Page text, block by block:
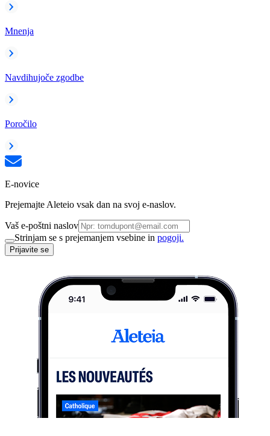
Mnenja
Navdihujoče zgodbe
Poročilo
E-novice
Prejemajte Aleteio vsak dan na svoj e-naslov.
Vaš e-poštni naslov
Strinjam se s prejemanjem vsebine in pogoji.
Prijavite se